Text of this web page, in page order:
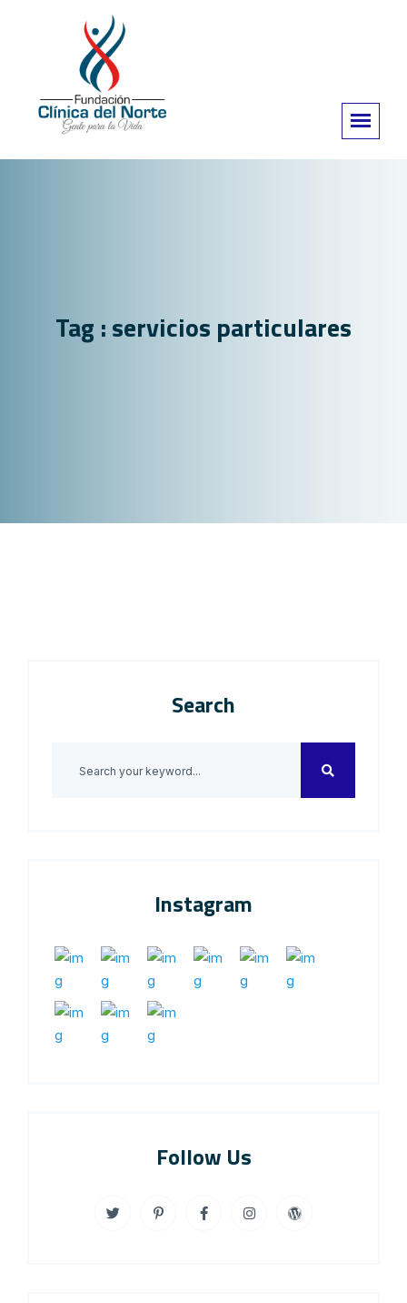
Tag : servicios particulares
Search
Instagram
Follow Us